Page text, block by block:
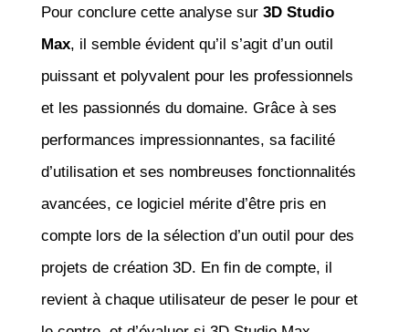
Pour conclure cette analyse sur 3D Studio
Max, il semble évident qu’il s’agit d’un outil
puissant et polyvalent pour les professionnels
et les passionnés du domaine. Grâce à ses
performances impressionnantes, sa facilité
d’utilisation et ses nombreuses fonctionnalités
avancées, ce logiciel mérite d’être pris en
compte lors de la sélection d’un outil pour des
projets de création 3D. En fin de compte, il
revient à chaque utilisateur de peser le pour et